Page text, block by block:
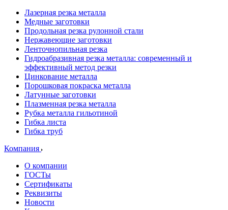
Лазерная резка металла
Медные заготовки
Продольная резка рулонной стали
Нержавеющие заготовки
Ленточнопильная резка
Гидроабразивная резка металла: современный и
эффективный метод резки
Цинкование металла
Порошковая покраска металла
Латунные заготовки
Плазменная резка металла
Рубка металла гильотиной
Гибка листа
Гибка труб
Компания
О компании
ГОСТы
Сертификаты
Реквизиты
Новости